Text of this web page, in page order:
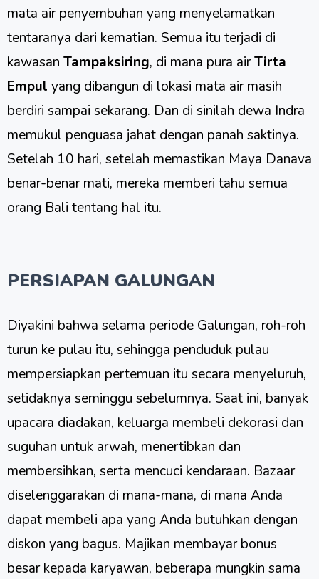
mata air penyembuhan yang menyelamatkan
tentaranya dari kematian. Semua itu terjadi di
kawasan Tampaksiring, di mana pura airTirta
Empul yang dibangun di lokasi mata air masih
berdiri sampai sekarang. Dan di sinilah dewa Indra
memukul penguasa jahat dengan panah saktinya.
Setelah 10 hari, setelah memastikan Maya Danava
benar-benar mati, mereka memberi tahu semua
orang Bali tentang hal itu.
PERSIAPAN GALUNGAN
Diyakini bahwa selama periode Galungan, roh-roh
turun ke pulau itu, sehingga penduduk pulau
mempersiapkan pertemuan itu secara menyeluruh,
setidaknya seminggu sebelumnya. Saat ini, banyak
upacara diadakan, keluarga membeli dekorasi dan
suguhan untuk arwah, menertibkan dan
membersihkan, serta mencuci kendaraan. Bazaar
diselenggarakan di mana-mana, di mana Anda
dapat membeli apa yang Anda butuhkan dengan
diskon yang bagus. Majikan membayar bonus
besar kepada karyawan, beberapa mungkin sama